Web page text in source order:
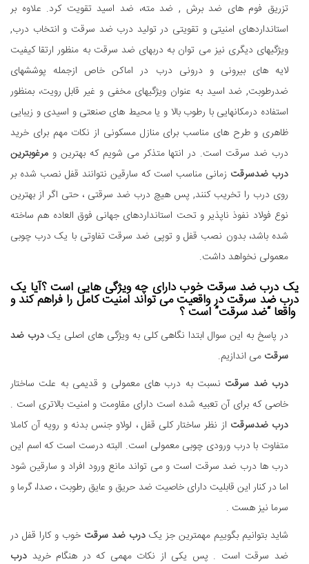
تزریق فوم های ضد برش , ضد مته، ضد اسید تقویت کرد. علاوه بر
استانداردهای امنیتی و تقویتی در تولید درب ضد سرقت و انتخاب درب,
ویژگیهای دیگری نیز می توان به دربهای ضد سرقت به منظور ارتقا کیفیت
لایه های بیرونی و درونی درب در اماکن خاص ازجمله پوششهای
ضدرطوبت, ضد اسید به عنوان ویژگیهای مخفی و غیر قابل رویت، بمنظور
استفاده درمکانهایی با رطوب بالا و یا محیط های صنعتی و اسیدی و زیبایی
ظاهری و طرح های مناسب برای منازل مسکونی از نکات مهم برای خرید
درب ضد سرقت است. در انتها متذکر می شویم که بهترین و مرغوبترین
درب ضدسرقت زمانی مناسب است که سارقین نتوانند قفل نصب شده بر
روی درب را تخریب کنند, پس هیچ درب ضد سرقتی ، حتی اگر از بهترین
نوع فولاد نفوذ ناپذیر و تحت استانداردهای جهانی فوق العاده هم ساخته
شده باشد، بدون نصب قفل و توپی ضد سرقت تفاوتی با یک درب چوبی
معمولی نخواهد داشت.
یک درب ضد سرقت خوب دارای چه ویژگی هایی است ؟آیا یک
درب ضد سرقت در واقعیت می تواند امنیت کامل را فراهم کند و
واقعا “ضد سرقت” است ؟
در پاسخ به این سوال ابتدا نگاهی کلی به ویژگی های اصلی یک درب ضد
سرقت می اندازیم.
درب ضد سرقت نسبت به درب های معمولی و قدیمی به علت ساختار
خاصی که برای آن تعبیه شده است دارای مقاومت و امنیت بالاتری است .
درب ضدسرقت از نظر ساختار کلی قفل ، لولاو جنس بدنه و رویه آن کاملا
متفاوت با درب ورودی چوبی معمولی است. البته درست است که اسم این
درب ها درب ضد سرقت است و می تواند مانع ورود افراد و سارقین شود
اما در کنار این قابلیت دارای خاصیت ضد حریق و عایق رطوبت ، صدا، گرما و
سرما نیز هست .
شاید بتوانیم بگوییم مهمترین جز یک درب ضد سرقت خوب و کارا قفل در
ضد سرقت است . پس یکی از نکات مهمی که در هنگام خرید درب